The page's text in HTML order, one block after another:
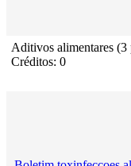
Aditivos alimentares (3
Créditos: 0